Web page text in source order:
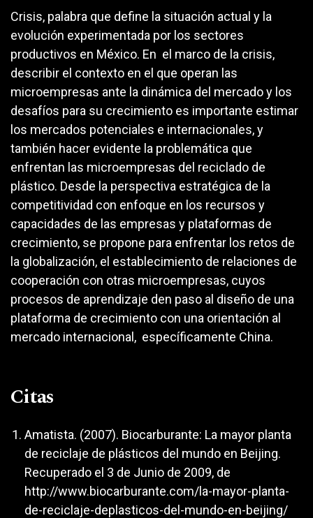
Crisis, palabra que define la situación actual y la
evolución experimentada por los sectores
productivos en México. En el marco de la crisis,
describir el contexto en el que operan las
microempresas ante la dinámica del mercado y los
desafíos para su crecimiento es importante estimar
los mercados potenciales e internacionales, y
también hacer evidente la problemática que
enfrentan las microempresas del reciclado de
plástico. Desde la perspectiva estratégica de la
competitividad con enfoque en los recursos y
capacidades de las empresas y plataformas de
crecimiento, se propone para enfrentar los retos de
la globalización, el establecimiento de relaciones de
cooperación con otras microempresas, cuyos
procesos de aprendizaje den paso al diseño de una
plataforma de crecimiento con una orientación al
mercado internacional, específicamente China.
Citas
Amatista. (2007). Biocarburante: La mayor planta
de reciclaje de plásticos del mundo en Beijing.
Recuperado el 3 de Junio de 2009, de
http://www.biocarburante.com/la-mayor-planta-
de-reciclaje-deplasticos-del-mundo-en-beijing/